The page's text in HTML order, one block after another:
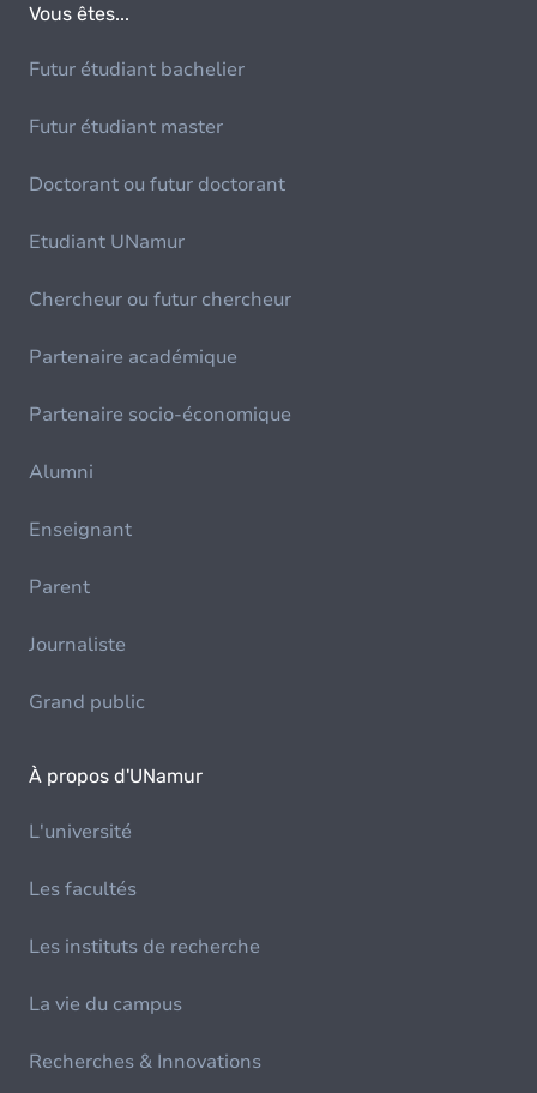
Vous êtes...
Futur étudiant bachelier
Futur étudiant master
Doctorant ou futur doctorant
Etudiant UNamur
Chercheur ou futur chercheur
Partenaire académique
Partenaire socio-économique
Alumni
Enseignant
Parent
Journaliste
Grand public
À propos d'UNamur
L'université
Les facultés
Les instituts de recherche
La vie du campus
Recherches & Innovations